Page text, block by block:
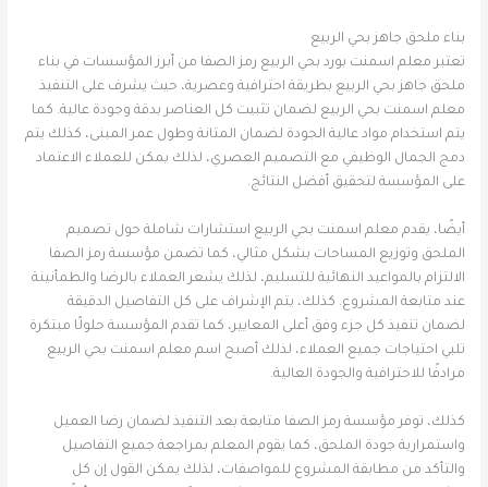
بناء ملحق جاهز بحي الربيع
تعتبر معلم اسمنت بورد بحي الربيع رمز الصفا من أبرز المؤسسات في بناء
ملحق جاهز بحي الربيع بطريقة احترافية وعصرية، حيث يشرف على التنفيذ
معلم اسمنت بحي الربيع لضمان تثبيت كل العناصر بدقة وجودة عالية. كما
يتم استخدام مواد عالية الجودة لضمان المتانة وطول عمر المبنى، كذلك يتم
دمج الجمال الوظيفي مع التصميم العصري، لذلك يمكن للعملاء الاعتماد
على المؤسسة لتحقيق أفضل النتائج.
أيضًا، يقدم معلم اسمنت بحي الربيع استشارات شاملة حول تصميم
الملحق وتوزيع المساحات بشكل مثالي، كما تضمن مؤسسة رمز الصفا
الالتزام بالمواعيد النهائية للتسليم، لذلك يشعر العملاء بالرضا والطمأنينة
عند متابعة المشروع. كذلك، يتم الإشراف على كل التفاصيل الدقيقة
لضمان تنفيذ كل جزء وفق أعلى المعايير، كما تقدم المؤسسة حلولًا مبتكرة
تلبي احتياجات جميع العملاء، لذلك أصبح اسم معلم اسمنت بحي الربيع
مرادفًا للاحترافية والجودة العالية.
كذلك، توفر مؤسسة رمز الصفا متابعة بعد التنفيذ لضمان رضا العميل
واستمرارية جودة الملحق، كما يقوم المعلم بمراجعة جميع التفاصيل
والتأكد من مطابقة المشروع للمواصفات، لذلك يمكن القول إن كل